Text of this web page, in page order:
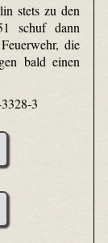
stets zu den
schuf dann
die
bald einen
3